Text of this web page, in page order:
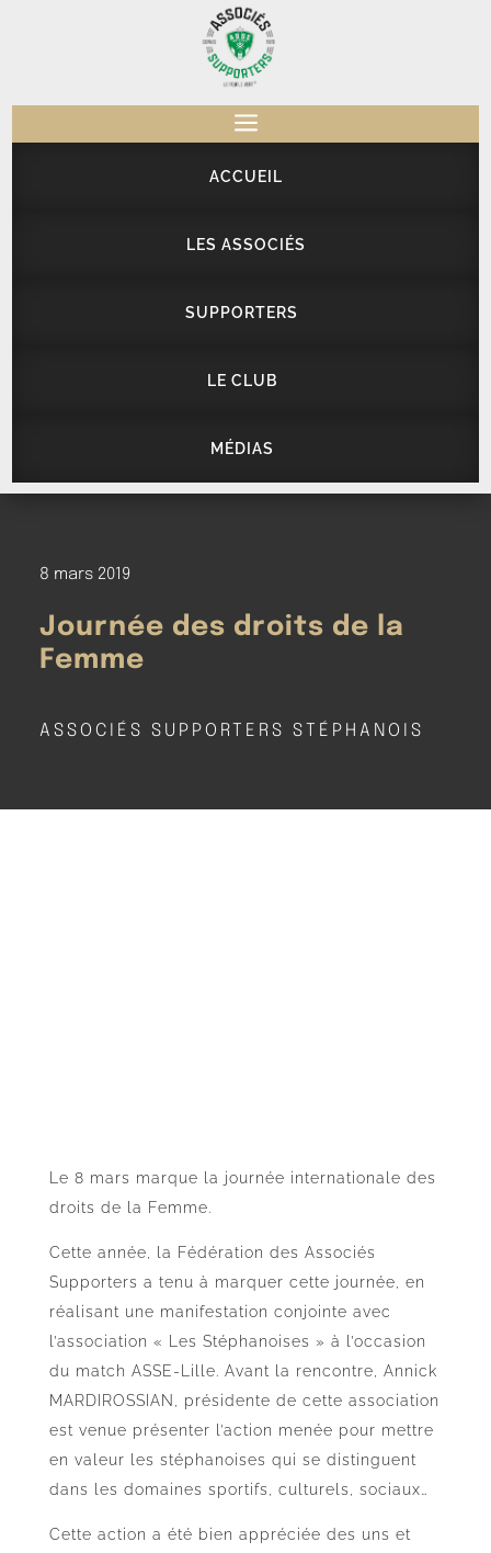
a
ACCUEIL
LES ASSOCIÉS
SUPPORTERS
LE CLUB
MÉDIAS
8 mars 2019
Journée des droits de la
Femme
ASSOCIÉS SUPPORTERS STÉPHANOIS
Le 8 mars marque la journée internationale des
droits de la Femme.
Cette année, la Fédération des Associés
Supporters a tenu à marquer cette journée, en
réalisant une manifestation conjointe avec
l’association « Les Stéphanoises » à l’occasion
du match ASSE-Lille. Avant la rencontre, Annick
MARDIROSSIAN, présidente de cette association
est venue présenter l’action menée pour mettre
en valeur les stéphanoises qui se distinguent
dans les domaines sportifs, culturels, sociaux…
Cette action a été bien appréciée des uns et